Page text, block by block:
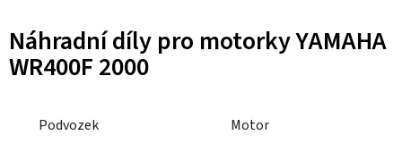
Náhradní díly pro motorky YAMAHA
WR400F 2000
Podvozek Motor